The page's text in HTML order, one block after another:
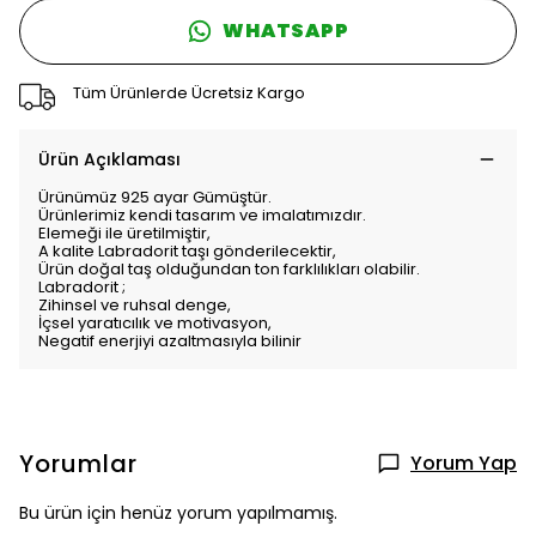
WHATSAPP
Tüm Ürünlerde Ücretsiz Kargo
Ürün Açıklaması
Ürünümüz 925 ayar Gümüştür.
Ürünlerimiz kendi tasarım ve imalatımızdır.
Elemeği ile üretilmiştir,
A kalite Labradorit taşı gönderilecektir,
Ürün doğal taş olduğundan ton farklılıkları olabilir.
Labradorit ;
Zihinsel ve ruhsal denge,
İçsel yaratıcılık ve motivasyon,
Negatif enerjiyi azaltmasıyla bilinir
Yorumlar Yorum Yap
Bu ürün için henüz yorum yapılmamış.